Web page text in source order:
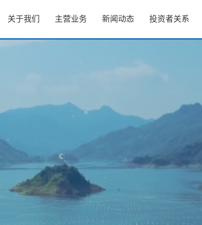
关于我们 主营业务 新闻动态 投资者关系